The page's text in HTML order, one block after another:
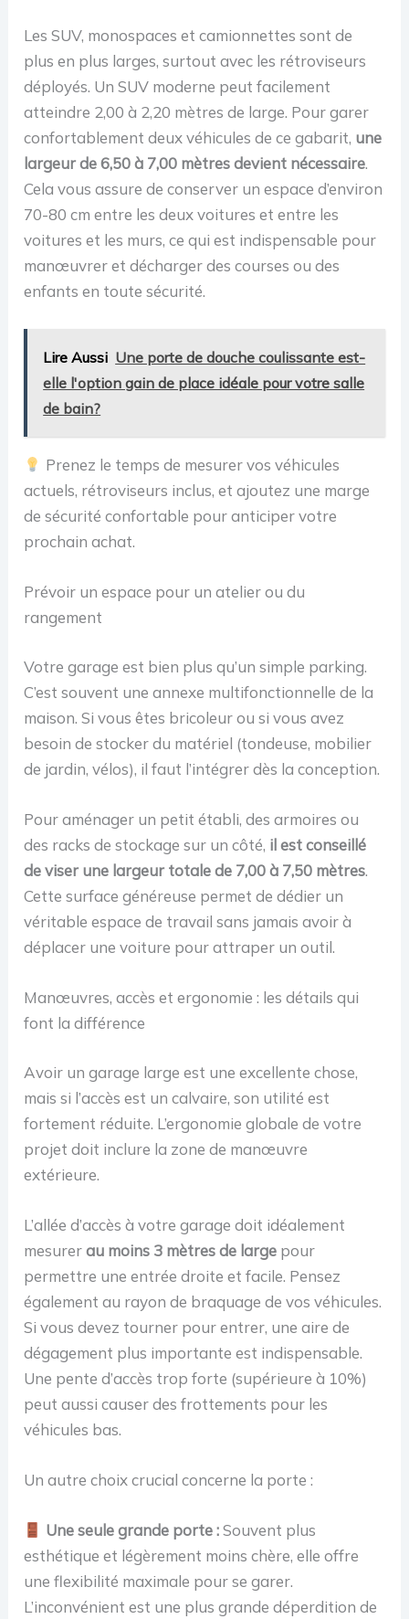
Les SUV, monospaces et camionnettes sont de
plus en plus larges, surtout avec les rétroviseurs
déployés. Un SUV moderne peut facilement
atteindre 2,00 à 2,20 mètres de large. Pour garer
confortablement deux véhicules de ce gabarit, une
largeur de 6,50 à 7,00 mètres devient nécessaire.
Cela vous assure de conserver un espace d’environ
70-80 cm entre les deux voitures et entre les
voitures et les murs, ce qui est indispensable pour
manœuvrer et décharger des courses ou des
enfants en toute sécurité.
Lire Aussi Une porte de douche coulissante est-
elle l'option gain de place idéale pour votre salle
de bain?
Prenez le temps de mesurer vos véhicules
actuels, rétroviseurs inclus, et ajoutez une marge
de sécurité confortable pour anticiper votre
prochain achat.
Prévoir un espace pour un atelier ou du
rangement
Votre garage est bien plus qu’un simple parking.
C’est souvent une annexe multifonctionnelle de la
maison. Si vous êtes bricoleur ou si vous avez
besoin de stocker du matériel (tondeuse, mobilier
de jardin, vélos), il faut l’intégrer dès la conception.
Pour aménager un petit établi, des armoires ou
des racks de stockage sur un côté, il est conseillé
de viser une largeur totale de 7,00 à 7,50 mètres.
Cette surface généreuse permet de dédier un
véritable espace de travail sans jamais avoir à
déplacer une voiture pour attraper un outil.
Manœuvres, accès et ergonomie : les détails qui
font la différence
Avoir un garage large est une excellente chose,
mais si l’accès est un calvaire, son utilité est
fortement réduite. L’ergonomie globale de votre
projet doit inclure la zone de manœuvre
extérieure.
L’allée d’accès à votre garage doit idéalement
mesurerau moins 3 mètres de large pour
permettre une entrée droite et facile. Pensez
également au rayon de braquage de vos véhicules.
Si vous devez tourner pour entrer, une aire de
dégagement plus importante est indispensable.
Une pente d’accès trop forte (supérieure à 10%)
peut aussi causer des frottements pour les
véhicules bas.
Un autre choix crucial concerne la porte :
Une seule grande porte :Souvent plus
esthétique et légèrement moins chère, elle offre
une flexibilité maximale pour se garer.
L’inconvénient est une plus grande déperdition de